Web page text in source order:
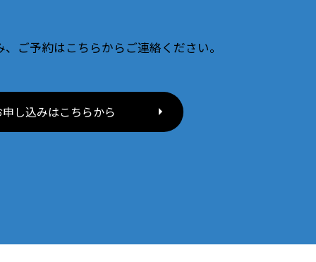
ご予約はこちらからご連絡ください。
し込みはこちらから